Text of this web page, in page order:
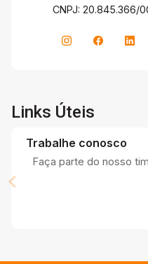
CNPJ: 20.845.366/
Links Úteis
Trabalhe conosco
Faça parte do nosso